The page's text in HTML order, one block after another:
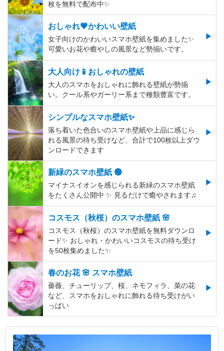
枚を無料で配布中✨
おしゃれ💗かわいい壁紙
女子向けのかわいいスマホ壁紙を集めました✨
可愛いお花や癒やしの風景など勢揃いです。
大人向け📱おしゃれの壁紙
大人のスマホをおしゃれに飾れる壁紙が勢揃
い。クール系やガーリー系まで種類豊富です。
シンプルなスマホ壁紙✨
落ち着いた色合いのスマホ壁紙や上品に感じら
れる風景の待ち受けなど、合計で100枚以上ダウ
ンロードできます
新緑のスマホ壁紙 🟢
マイナスイオンを感じられる新緑のスマホ壁紙
をたくさん公開中 ✨ 見るだけで癒やされます♫
コスモス（秋桜）のスマホ壁紙 🌸
コスモス（秋桜）のスマホ壁紙を無料ダウンロ
ード✨️ おしゃれ・かわいいコスモスの待ち受け
を50枚集めました✨️
春のお花 🌸 スマホ壁紙
薔薇、チューリップ、桜、ネモフィラ、菜の花
など、スマホをおしゃれに飾れる待ち受けがい
っぱい